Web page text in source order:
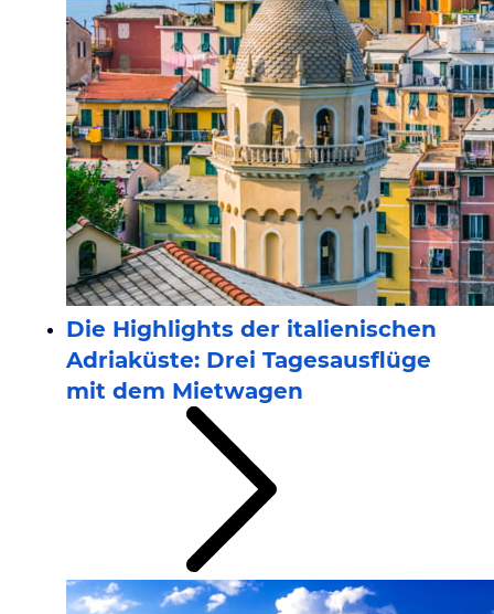
Die Highlights der italienischen
Adriaküste: Drei Tagesausflüge
mit dem Mietwagen